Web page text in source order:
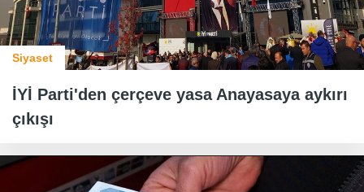
Siyaset
İYİ Parti'den çerçeve yasa Anayasaya aykırı
çıkışı